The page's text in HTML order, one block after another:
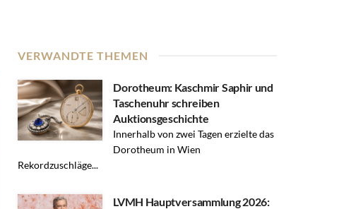
VERWANDTE THEMEN
Dorotheum: Kaschmir Saphir und
Taschenuhr schreiben
Auktionsgeschichte
Innerhalb von zwei Tagen erzielte das
Dorotheum in Wien
Rekordzuschläge...
LVMH Hauptversammlung 2026: